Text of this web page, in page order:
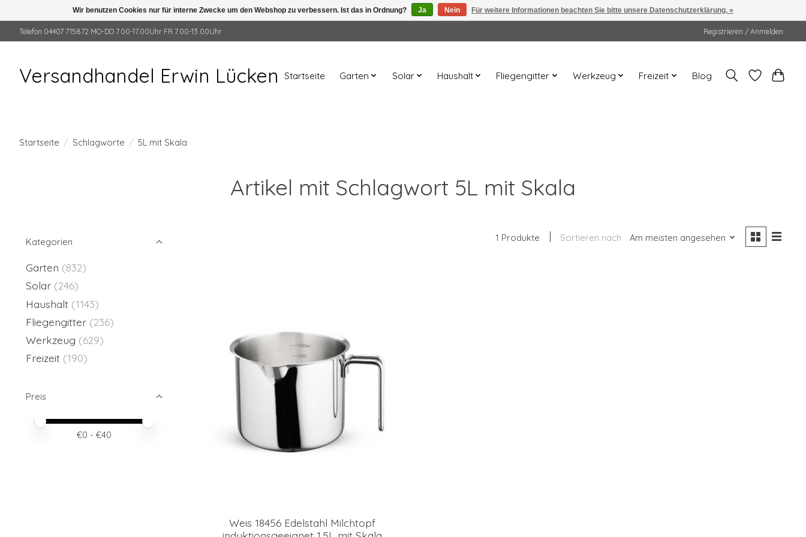
Telefon 04407 715872 MO-DO 7.00-17.00Uhr FR 7.00-13.00Uhr Registrieren / Anmelden
Versandhandel Erwin Lücken Startseite Garten Solar Haushalt Fliegengitter Werkzeug Freizeit Blog
Startseite / Schlagworte / 5L mit Skala
Artikel mit Schlagwort 5L mit Skala
Kategorien
Garten (832)
Solar (246)
Haushalt (1143)
Fliegengitter (236)
Werkzeug (629)
Freizeit (190)
Preis
Preis – Mindestwert
Price maximum value
€0 - €40
1 Produkte Sortieren nach Am meisten angesehen
Weis 18456 Edelstahl Milchtopf
Wir benutzen Cookies nur für interne Zwecke um den Webshop zu verbessern. Ist das in Ordnung? Ja Nein Für weitere Informationen beachten Sie bitte unsere Datenschutzerklärung. »